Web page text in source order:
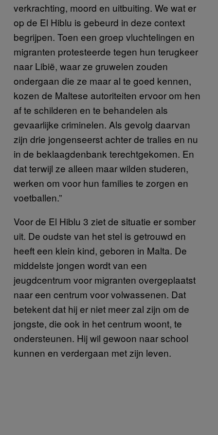
verkrachting, moord en uitbuiting. We wat er
op de El Hiblu is gebeurd in deze context
begrijpen. Toen een groep vluchtelingen en
migranten protesteerde tegen hun terugkeer
naar Libië, waar ze gruwelen zouden
ondergaan die ze maar al te goed kennen,
kozen de Maltese autoriteiten ervoor om hen
af te schilderen en te behandelen als
gevaarlijke criminelen. Als gevolg daarvan
zijn drie jongenseerst achter de tralies en nu
in de beklaagdenbank terechtgekomen. En
dat terwijl ze alleen maar wilden studeren,
werken om voor hun families te zorgen en
voetballen.”
Voor de El Hiblu 3 ziet de situatie er somber
uit. De oudste van het stel is getrouwd en
heeft een klein kind, geboren in Malta. De
middelste jongen wordt van een
jeugdcentrum voor migranten overgeplaatst
naar een centrum voor volwassenen. Dat
betekent dat hij er niet meer zal zijn om de
jongste, die ook in het centrum woont, te
ondersteunen. Hij wil gewoon naar school
kunnen en verdergaan met zijn leven.